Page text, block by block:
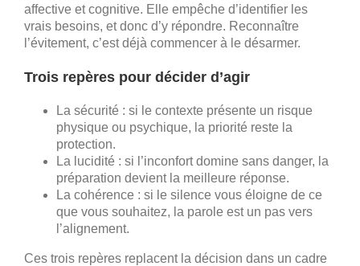
affective et cognitive. Elle empêche d’identifier les
vrais besoins, et donc d’y répondre. Reconnaître
l’évitement, c’est déjà commencer à le désarmer.
Trois repères pour décider d’agir
La sécurité : si le contexte présente un risque
physique ou psychique, la priorité reste la
protection.
La lucidité : si l’inconfort domine sans danger, la
préparation devient la meilleure réponse.
La cohérence : si le silence vous éloigne de ce
que vous souhaitez, la parole est un pas vers
l’alignement.
Ces trois repères replacent la décision dans un cadre